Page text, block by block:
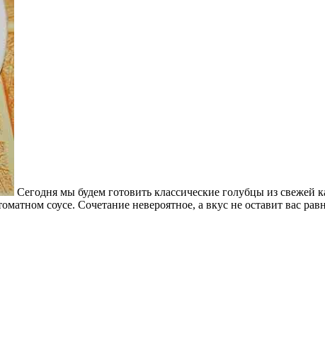
Сегодня мы будем готовить классические голубцы из свежей
соусе. Сочетание невероятное, а вкус не оставит вас